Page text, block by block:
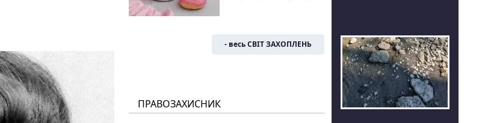
- весь СВІТ ЗАХОПЛЕНЬ
ПРАВОЗАХИСНИК